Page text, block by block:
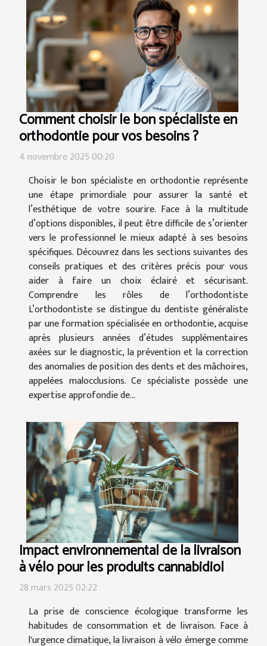
Comment choisir le bon spécialiste en
orthodontie pour vos besoins ?
4 novembre 2025 00:20
Choisir le bon spécialiste en orthodontie représente
une étape primordiale pour assurer la santé et
l’esthétique de votre sourire. Face à la multitude
d’options disponibles, il peut être difficile de s’orienter
vers le professionnel le mieux adapté à ses besoins
spécifiques. Découvrez dans les sections suivantes des
conseils pratiques et des critères précis pour vous
aider à faire un choix éclairé et sécurisant.
Comprendre les rôles de l’orthodontiste
L’orthodontiste se distingue du dentiste généraliste
par une formation spécialisée en orthodontie, acquise
après plusieurs années d’études supplémentaires
axées sur le diagnostic, la prévention et la correction
des anomalies de position des dents et des mâchoires,
appelées malocclusions. Ce spécialiste possède une
expertise approfondie de...
Impact environnemental de la livraison
à vélo pour les produits cannabidiol
28 mars 2025 02:22
La prise de conscience écologique transforme les
habitudes de consommation et de livraison. Face à
l'urgence climatique, la livraison à vélo émerge comme